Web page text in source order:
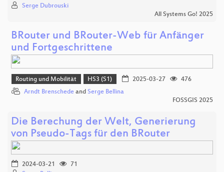
Serge Dubrouski
All Systems Go! 2025
BRouter und BRouter-Web für Anfänger
und Fortgeschrittene
Routing und Mobilität HS3 (S1) 2025-03-27
476
Arndt Brenschede and Serge Bellina
FOSSGIS 2025
Die Berechung der Welt, Generierung
von Pseudo-Tags für den BRouter
2024-03-21
71